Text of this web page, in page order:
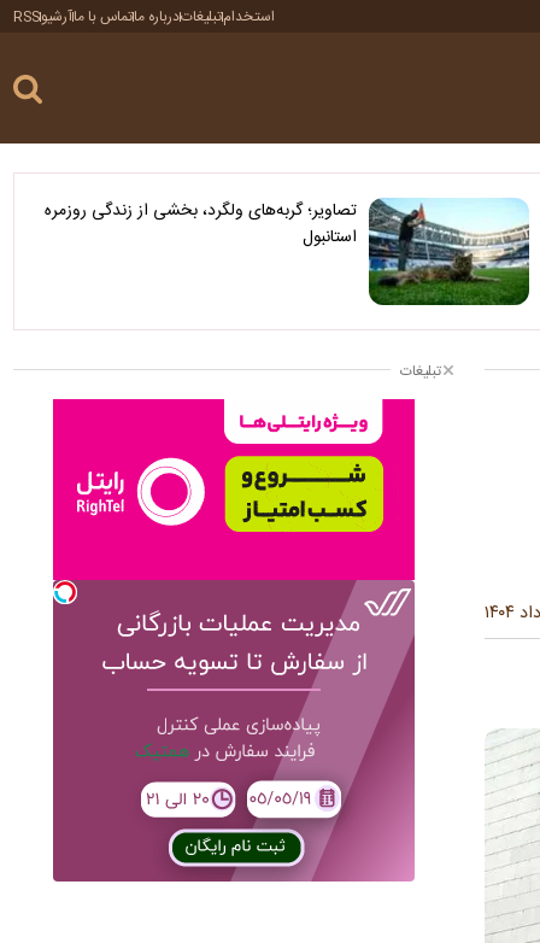
استخدامتبلیغاتدرباره ماتماس با ماآرشیوRSS
تصاویر؛ گربه‌های ولگرد، بخشی از زندگی روزمره
استانبول
تبلیغات